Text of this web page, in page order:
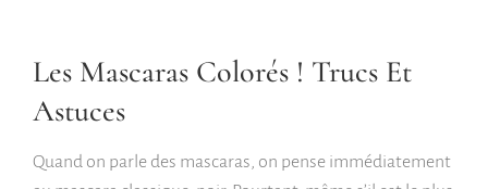
Les Mascaras Colorés ! Trucs Et
Astuces
Quand on parle des mascaras, on pense immédiatement